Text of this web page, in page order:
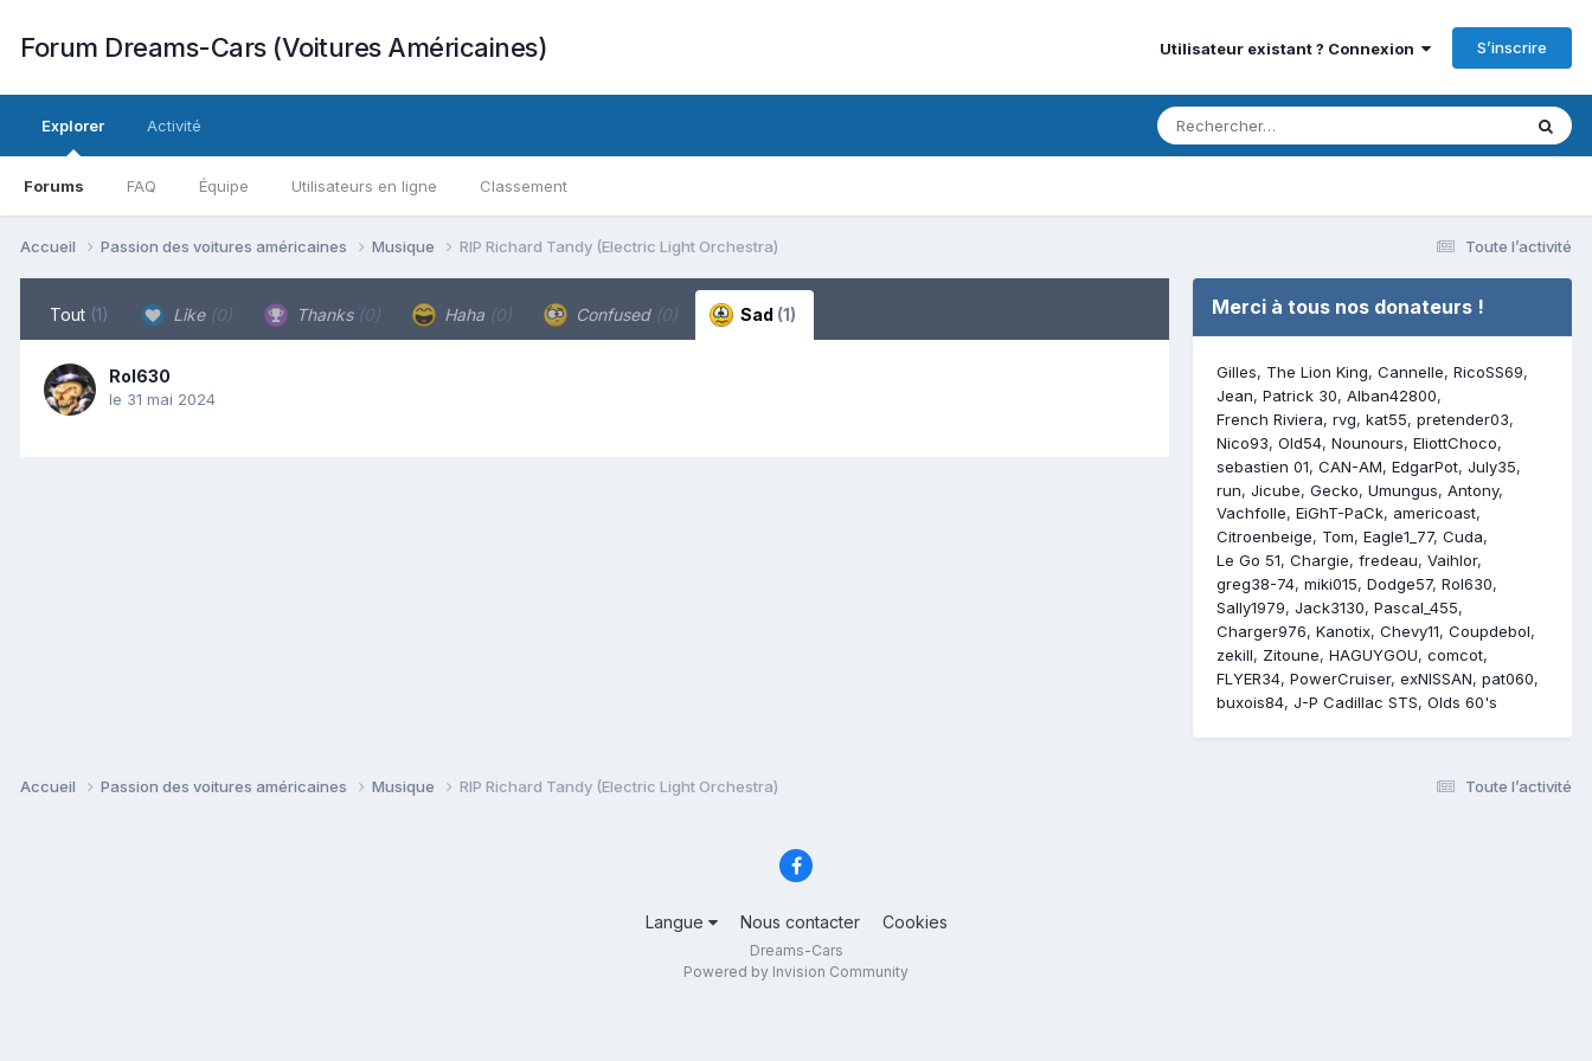
Forum Dreams-Cars (Voitures Américaines) Utilisateur existant ? Connexion S’inscrire
Explorer
Forums FAQ Équipe Utilisateurs en ligne Classement
Activité
Toute l’activité
Accueil Passion des voitures américaines Musique RIP Richard Tandy (Electric Light Orchestra)
Tout (1) Like (0) Thanks (0) Haha (0) Confused (0) Sad (1)
Rol630
le 31 mai 2024
Merci à tous nos donateurs !
Gilles The Lion King Cannelle RicoSS69
Jean Patrick 30 Alban42800
French Riviera rvg kat55 pretender03
Nico93 Old54 Nounours EliottChoco
sebastien 01 CAN-AM EdgarPot July35
run Jicube Gecko Umungus Antony
Vachfolle EiGhT-PaCk americoast
Citroenbeige
Tom Eagle1_77 Cuda
Le Go 51 Chargie fredeau Vaihlor
greg38-74 miki015 Dodge57 Rol630
Sally1979 Jack3130 Pascal_455
Charger976 Kanotix Chevy11 Coupdebol
zekill
Zitoune HAGUYGOU comcot
FLYER34 PowerCruiser exNISSAN pat060
buxois84 J-P Cadillac STS Olds 60's
Toute l’activité
Accueil Passion des voitures américaines Musique RIP Richard Tandy (Electric Light Orchestra)
Langue Nous contacter Cookies
Dreams-Cars
Powered by Invision Community